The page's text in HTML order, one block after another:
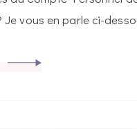
Je vous en parle ci-